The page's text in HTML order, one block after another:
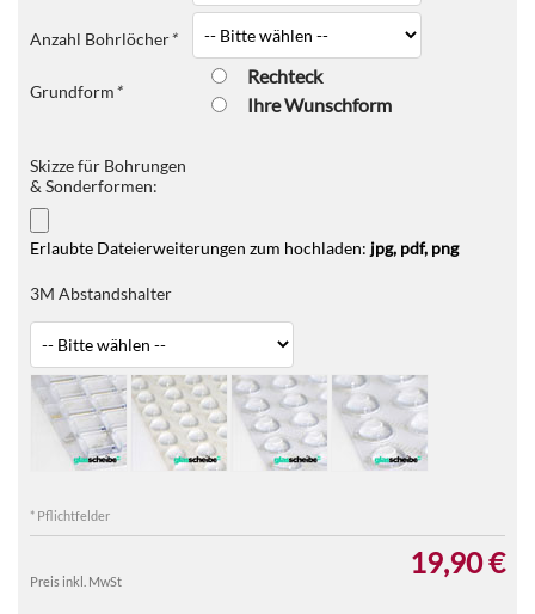
Anzahl Bohrlöcher*
Grundform*
Rechteck
Ihre Wunschform
Skizze für Bohrungen
& Sonderformen:
Erlaubte Dateierweiterungen zum hochladen: jpg, pdf, png
3M Abstandshalter
* Pflichtfelder
Preis inkl. MwSt
19,90 €